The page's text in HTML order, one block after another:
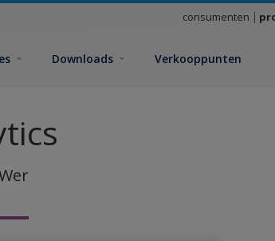
consumenten
Downloads Verkooppunten